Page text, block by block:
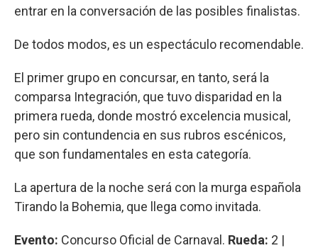
entrar en la conversación de las posibles finalistas.
De todos modos, es un espectáculo recomendable.
El primer grupo en concursar, en tanto, será la
comparsa Integración, que tuvo disparidad en la
primera rueda, donde mostró excelencia musical,
pero sin contundencia en sus rubros escénicos,
que son fundamentales en esta categoría.
La apertura de la noche será con la murga española
Tirando la Bohemia, que llega como invitada.
Evento: Concurso Oficial de Carnaval. Rueda: 2 |